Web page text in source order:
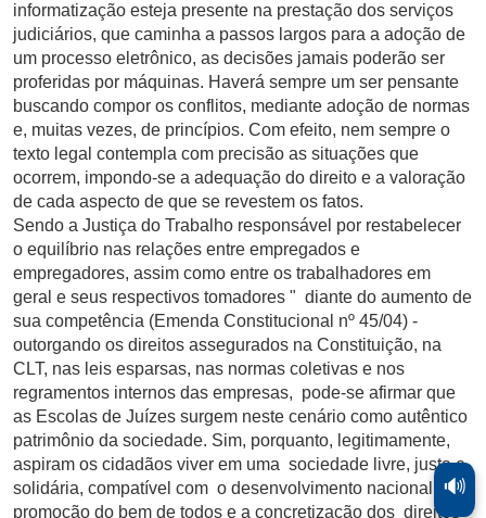
informatização esteja presente na prestação dos serviços
judiciários, que caminha a passos largos para a adoção de
um processo eletrônico, as decisões jamais poderão ser
proferidas por máquinas. Haverá sempre um ser pensante
buscando compor os conflitos, mediante adoção de normas
e, muitas vezes, de princípios. Com efeito, nem sempre o
texto legal contempla com precisão as situações que
ocorrem, impondo-se a adequação do direito e a valoração
de cada aspecto de que se revestem os fatos.
Sendo a Justiça do Trabalho responsável por restabelecer
o equilíbrio nas relações entre empregados e
empregadores, assim como entre os trabalhadores em
geral e seus respectivos tomadores " diante do aumento de
sua competência (Emenda Constitucional nº 45/04) -
outorgando os direitos assegurados na Constituição, na
CLT, nas leis esparsas, nas normas coletivas e nos
regramentos internos das empresas, pode-se afirmar que
as Escolas de Juízes surgem neste cenário como autêntico
patrimônio da sociedade. Sim, porquanto, legitimamente,
aspiram os cidadãos viver em uma sociedade livre, justa e
solidária, compatível com o desenvolvimento nacional, a
promoção do bem de todos e a concretização dos direitos
🔊